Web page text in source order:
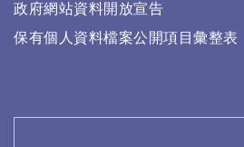
政府網站資料開放宣告
保有個人資料檔案公開項目彙整表